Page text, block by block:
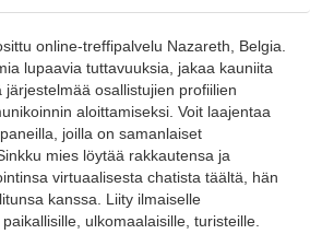
online-treffipalvelu Nazareth, Belgia.
lupaavia tuttavuuksia, jakaa kauniita
järjestelmää osallistujien profiilien
aloittamiseksi. Voit laajentaa
joilla on samanlaiset
mies löytää rakkautensa ja
virtuaalisesta chatista täältä, hän
kanssa. Liity ilmaiselle
ulkomaalaisille, turisteille.